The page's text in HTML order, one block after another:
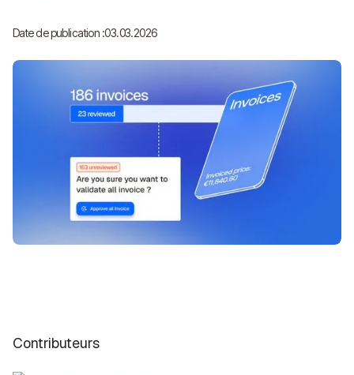
Date de publication :03.03.2026
Contributeurs